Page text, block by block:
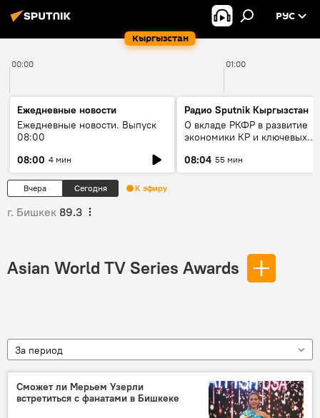
Кыргызстан
РУС
00:00 01:00
Ежедневные новости
Ежедневные новости. Выпуск
08:00
08:00 4 мин
Радио Sputnik Кыргызстан
О вкладе РКФР в развитие
экономики КР и ключевых
08:04 55 мин
Вчера Сегодня К эфиру
г. Бишкек 89.3
Asian World TV Series Awards
За период
Сможет ли Мерьем Узерли
встретиться с фанатами в Бишкеке